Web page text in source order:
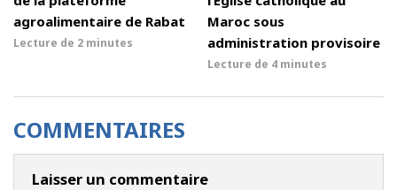
agroalimentaire de Rabat
Lecture de 2 minutes
Maroc sous
administration provisoire
Lecture de 4 minutes
COMMENTAIRES
Laisser un commentaire